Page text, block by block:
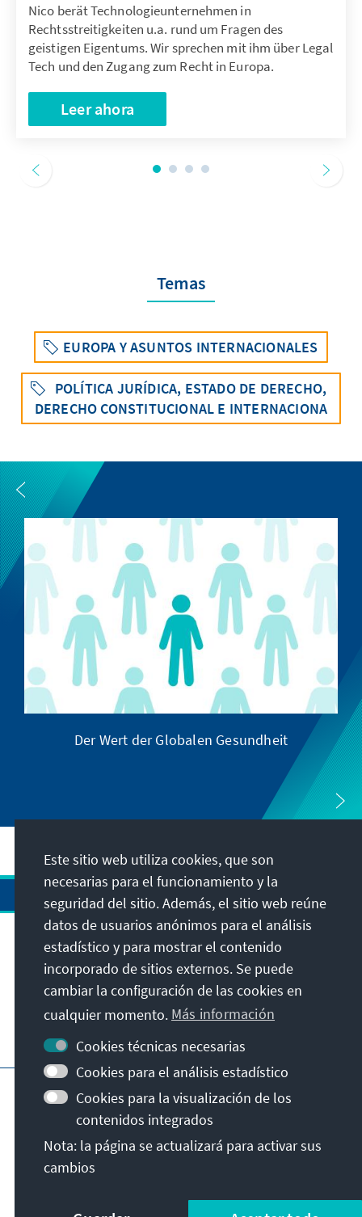
Nico berät Technologieunternehmen in
Rechtsstreitigkeiten u.a. rund um Fragen des
geistigen Eigentums. Wir sprechen mit ihm über Legal
Tech und den Zugang zum Recht in Europa.
Leer ahora
Temas
EUROPA Y ASUNTOS INTERNACIONALES
POLÍTICA JURÍDICA, ESTADO DE DERECHO,
DERECHO CONSTITUCIONAL E INTERNACIONA
Der Wert der Globalen Gesundheit
Dirección
Contacto
Visita también
Página principal de la KAS
Protección de datos
Condiciones de uso
Declaración sobre accesibilidad
Notificar barrera
© Konrad-Adenauer-Stiftung e.V. 2026
Este sitio web utiliza cookies, que son
necesarias para el funcionamiento y la
seguridad del sitio. Además, el sitio web reúne
datos de usuarios anónimos para el análisis
estadístico y para mostrar el contenido
incorporado de sitios externos. Se puede
cambiar la configuración de las cookies en
cualquier momento. Más información
Cookies técnicas necesarias
Cookies para el análisis estadístico
Cookies para la visualización de los
contenidos integrados
Nota: la página se actualizará para activar sus
cambios